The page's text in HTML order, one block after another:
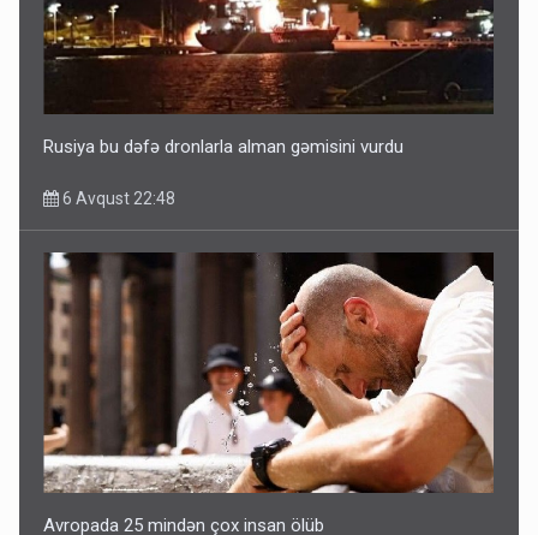
Rusiya bu dəfə dronlarla alman gəmisini vurdu
6 Avqust 22:48
Avropada 25 mindən çox insan ölüb